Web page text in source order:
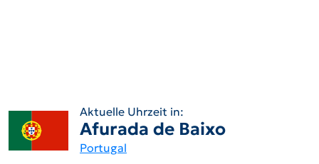
Aktuelle Uhrzeit in:
Afurada de Baixo
Portugal